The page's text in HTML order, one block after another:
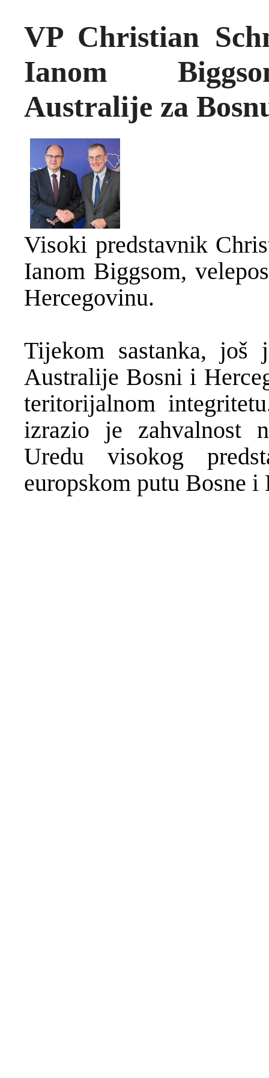
VP Christian
Ianom
Australije za
Visoki predstavnik
Ianom Biggsom,
Hercegovinu.
Tijekom sastanka, još
Australije Bosni i
teritorijalnom
izrazio je zahvalnost
Uredu visokog
europskom putu Bosne